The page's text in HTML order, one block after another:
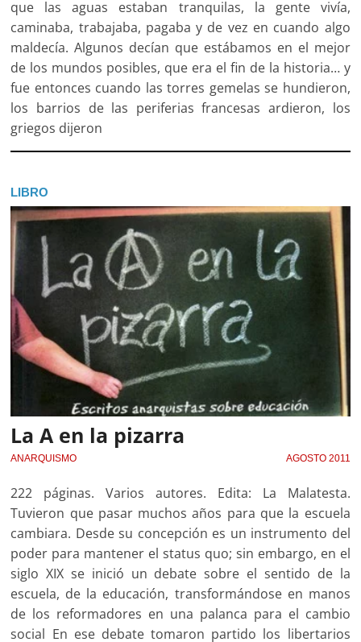
que las aguas estaban tranquilas, la gente vivía,
caminaba, trabajaba, pagaba y de vez en cuando algo
maldecía. Algunos decían que estábamos en el mejor
de los mundos posibles, que era el fin de la historia… y
fue entonces cuando las torres gemelas se hundieron,
los barrios de las periferias francesas ardieron, los
griegos dijeron
LIBRO
La A en la pizarra
ANARQUISMO AGOSTO 2011
222 páginas. Varios autores. Edita: La Malatesta.
Tuvieron que pasar muchos años para que la escuela
cambiara. Desde su concepción es un instrumento del
poder para mantener el status quo; sin embargo, en el
siglo XIX se inició un debate sobre el sentido de la
escuela, de la educación, transformándose en manos
de los reformadores en una palanca para el cambio
social En ese debate tomaron partido los libertarios